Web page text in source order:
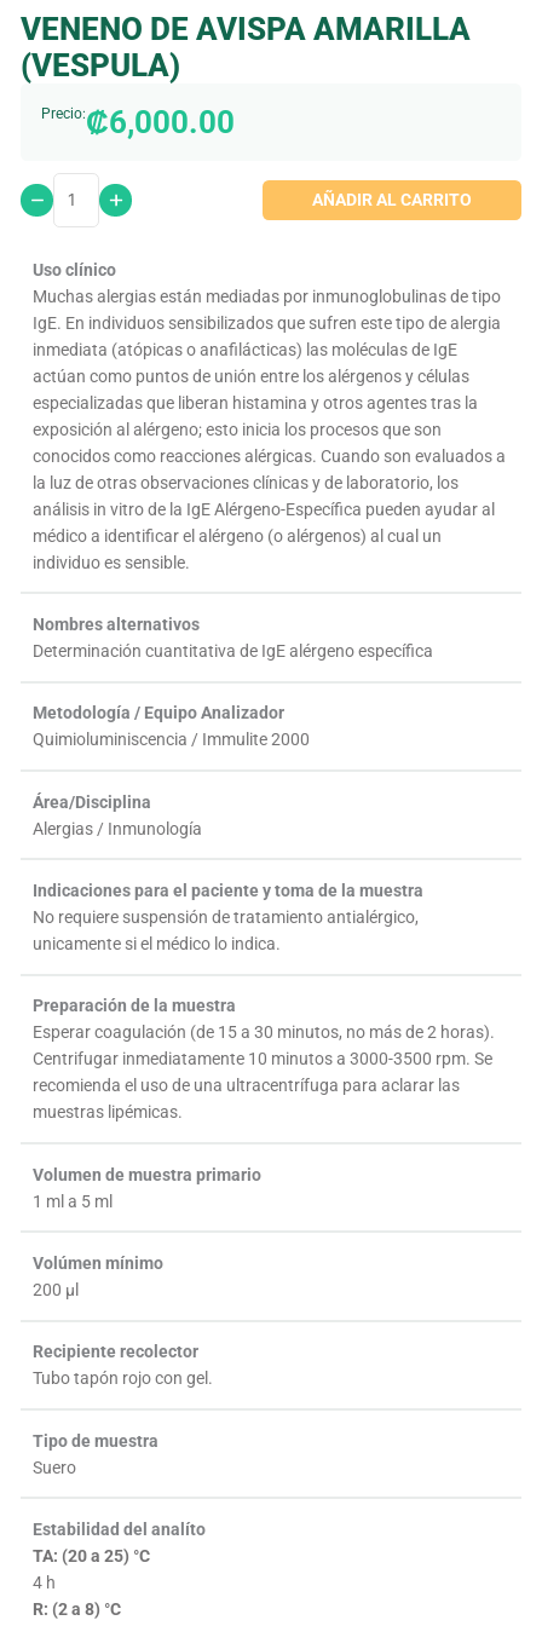
VENENO DE AVISPA AMARILLA
(VESPULA)
Precio:₡6,000.00
AÑADIR AL CARRITO
Uso clínico
Muchas alergias están mediadas por inmunoglobulinas de tipo
IgE. En individuos sensibilizados que sufren este tipo de alergia
inmediata (atópicas o anafilácticas) las moléculas de IgE
actúan como puntos de unión entre los alérgenos y células
especializadas que liberan histamina y otros agentes tras la
exposición al alérgeno; esto inicia los procesos que son
conocidos como reacciones alérgicas. Cuando son evaluados a
la luz de otras observaciones clínicas y de laboratorio, los
análisis in vitro de la IgE Alérgeno-Específica pueden ayudar al
médico a identificar el alérgeno (o alérgenos) al cual un
individuo es sensible.
Nombres alternativos
Determinación cuantitativa de IgE alérgeno específica
Metodología / Equipo Analizador
Quimioluminiscencia / Immulite 2000
Área/Disciplina
Alergias / Inmunología
Indicaciones para el paciente y toma de la muestra
No requiere suspensión de tratamiento antialérgico,
unicamente si el médico lo indica.
Preparación de la muestra
Esperar coagulación (de 15 a 30 minutos, no más de 2 horas).
Centrifugar inmediatamente 10 minutos a 3000-3500 rpm. Se
recomienda el uso de una ultracentrífuga para aclarar las
muestras lipémicas.
Volumen de muestra primario
1 ml a 5 ml
Volúmen mínimo
200 µl
Recipiente recolector
Tubo tapón rojo con gel.
Tipo de muestra
Suero
Estabilidad del analíto
TA: (20 a 25) °C
4 h
R: (2 a 8) °C